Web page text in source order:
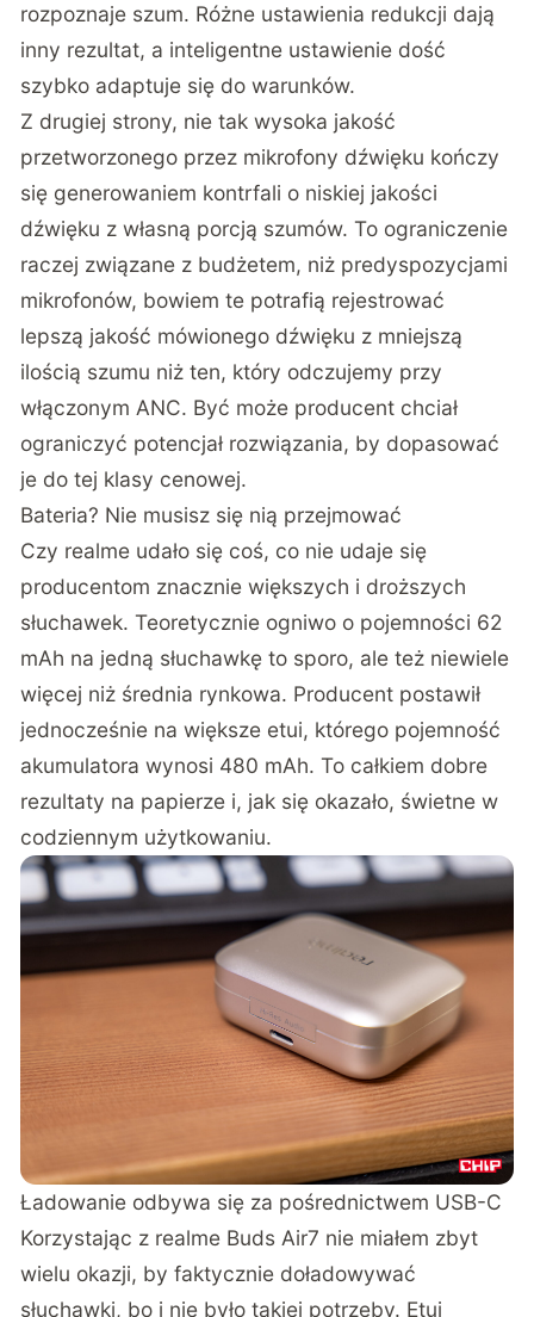
rozpoznaje szum. Różne ustawienia redukcji dają
inny rezultat, a inteligentne ustawienie dość
szybko adaptuje się do warunków.
Z drugiej strony, nie tak wysoka jakość
przetworzonego przez mikrofony dźwięku kończy
się generowaniem kontrfali o niskiej jakości
dźwięku z własną porcją szumów. To ograniczenie
raczej związane z budżetem, niż predyspozycjami
mikrofonów, bowiem te potrafią rejestrować
lepszą jakość mówionego dźwięku z mniejszą
ilością szumu niż ten, który odczujemy przy
włączonym ANC. Być może producent chciał
ograniczyć potencjał rozwiązania, by dopasować
je do tej klasy cenowej.
Bateria? Nie musisz się nią przejmować
Czy realme udało się coś, co nie udaje się
producentom znacznie większych i droższych
słuchawek. Teoretycznie ogniwo o pojemności 62
mAh na jedną słuchawkę to sporo, ale też niewiele
więcej niż średnia rynkowa. Producent postawił
jednocześnie na większe etui, którego pojemność
akumulatora wynosi 480 mAh. To całkiem dobre
rezultaty na papierze i, jak się okazało, świetne w
codziennym użytkowaniu.
Ładowanie odbywa się za pośrednictwem USB-C
Korzystając z realme Buds Air7 nie miałem zbyt
wielu okazji, by faktycznie doładowywać
słuchawki, bo i nie było takiej potrzeby. Etui